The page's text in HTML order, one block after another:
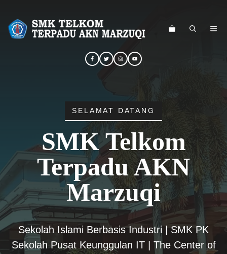
SELAMAT DATANG
SMK Telkom
Terpadu AKN
Marzuqi
Sekolah Islami Berbasis Industri | SMK PK
Sekolah Pusat Keunggulan IT | The Center of